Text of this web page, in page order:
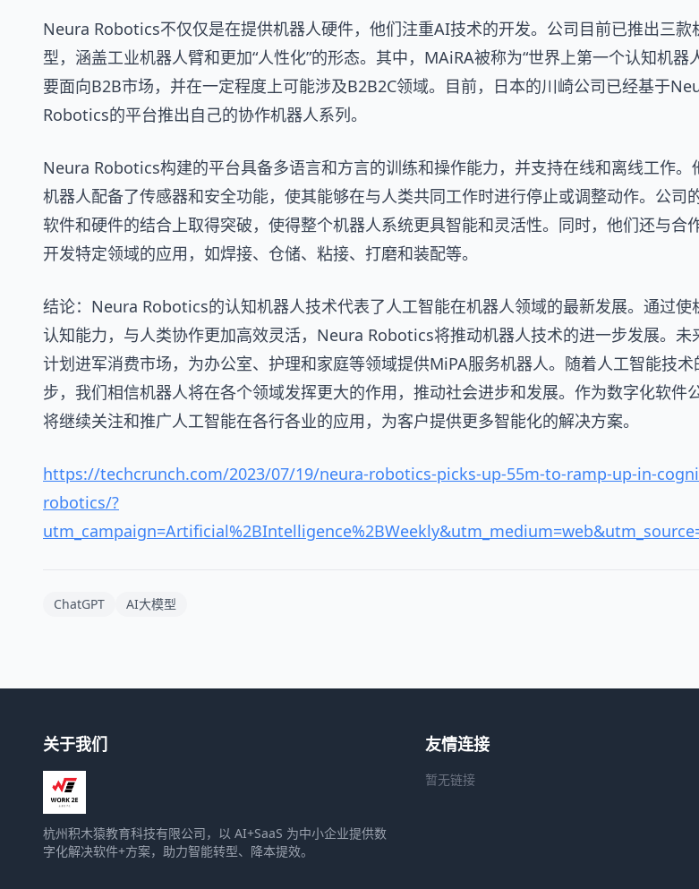
Neura Robotics不仅仅是在提供机器人硬件，他们注重AI技术的开发。公司目前已推出三款
型，涵盖工业机器人臂和更加“人性化”的形态。其中，MAiRA被称为“世界上第一个认知机器
要面向B2B市场，并在一定程度上可能涉及B2B2C领域。目前，日本的川崎公司已经基于
Robotics的平台推出自己的协作机器人系列。
Neura Robotics构建的平台具备多语言和方言的训练和操作能力，并支持在线和离线工作。
机器人配备了传感器和安全功能，使其能够在与人类共同工作时进行停止或调整动作。公司
软件和硬件的结合上取得突破，使得整个机器人系统更具智能和灵活性。同时，他们还与合
开发特定领域的应用，如焊接、仓储、粘接、打磨和装配等。
结论：Neura Robotics的认知机器人技术代表了人工智能在机器人领域的最新发展。通过使
认知能力，与人类协作更加高效灵活，Neura Robotics将推动机器人技术的进一步发展。未
计划进军消费市场，为办公室、护理和家庭等领域提供MiPA服务机器人。随着人工智能技术
步，我们相信机器人将在各个领域发挥更大的作用，推动社会进步和发展。作为数字化软件
将继续关注和推广人工智能在各行各业的应用，为客户提供更多智能化的解决方案。
https://techcrunch.com/2023/07/19/neura-robotics-picks-up-55m-to-ramp-up-in-
robotics/?
ChatGPT AI大模型
关于我们
杭州积木猿教育科技有限公司，以 AI+SaaS 为中小企业提供数
字化解决软件+方案，助力智能转型、降本提效。
友情连接
暂无链接